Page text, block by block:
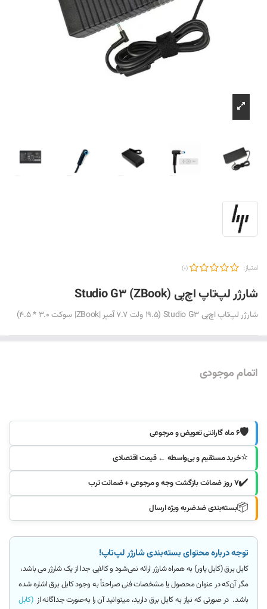
شارژر لپ‌تاپ اچ‌پی Studio G3 (ZBook)
شارژر لپ‌تاپ اچ‌پی Studio G3 (19.5 ولت 7.7 آمپر |ZBook| سوکت 3.0 * 4.5)
امتیاز: (0)
اتمام موجودی
موجود شد خبرم کنید 🛡️۶ ماه گارانتی تعویض و مرجوعی
⭐خرید مستقیم و بی‌واسطه ← قیمت اقتصادی
✔️۷ روز ضمانت بازگشت وجه و مرجوعی + ضمانت ترب
📦بسته‌بندی ضدضربه ویژه ارسال
توجه درباره محتوای بسته‌بندی شارژر لپ‌تاپ!
کابل برق (کابل پاور)به همراه شارژر ارائه نمی‌شود و کالایی جدا از پک شارژر می باشد،
مگر آن‌کهدر عنوان محصول یا مشخصات فنی صراحتاً به وجود کابل برق اشاره شده
باشد. در صورتی که نیاز به کابل برق دارید، میتوانید آن را به‌صورت جداگانه از (کابل